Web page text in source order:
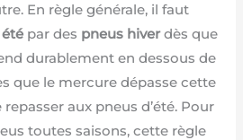
En règle générale, il faut
par des pneus hiverdès que
durablement en dessous de
que le mercure dépasse cette
aux pneus d’été. Pour
toutes saisons, cette règle